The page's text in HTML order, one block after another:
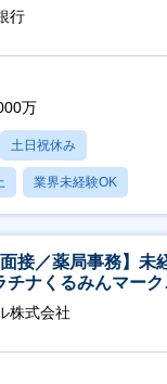
行
万
土日祝休み
業界未経験OK
接／薬局事務】未
チナくるみんマーク
業13h／年休126日
株式会社